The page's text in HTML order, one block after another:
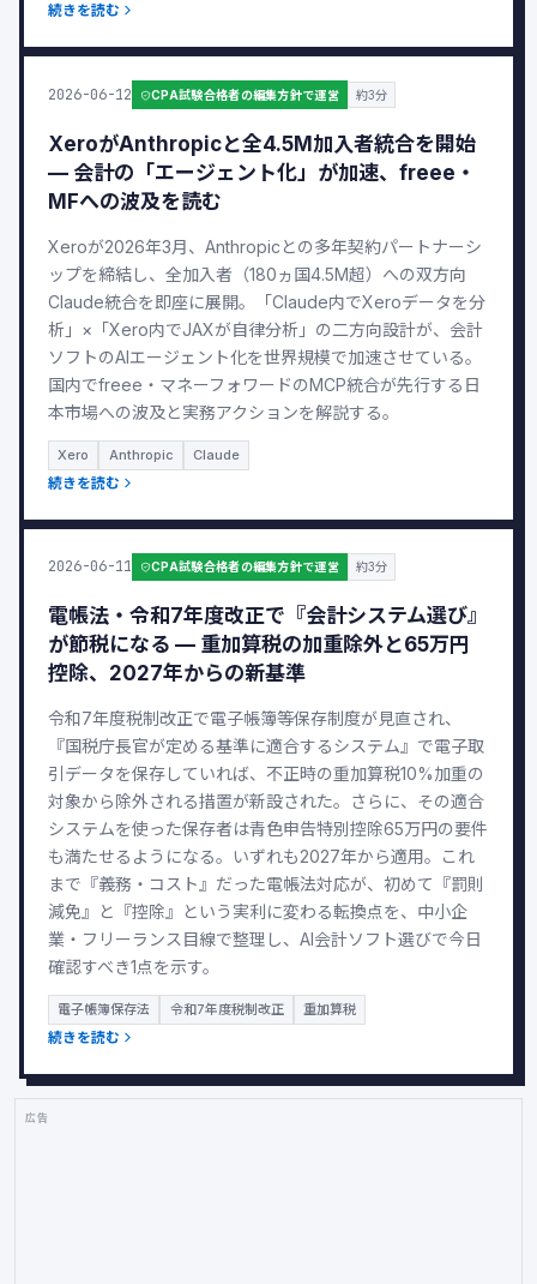
続きを読む
2026-06-12 CPA試験合格者の編集方針で運営 約3分
XeroがAnthropicと全4.5M加入者統合を開始
— 会計の「エージェント化」が加速、freee・
MFへの波及を読む
Xeroが2026年3月、Anthropicとの多年契約パートナーシ
ップを締結し、全加入者（180ヵ国4.5M超）への双方向
Claude統合を即座に展開。「Claude内でXeroデータを分
析」×「Xero内でJAXが自律分析」の二方向設計が、会計
ソフトのAIエージェント化を世界規模で加速させている。
国内でfreee・マネーフォワードのMCP統合が先行する日
本市場への波及と実務アクションを解説する。
Xero Anthropic Claude
続きを読む
2026-06-11 CPA試験合格者の編集方針で運営 約3分
電帳法・令和7年度改正で『会計システム選び』
が節税になる — 重加算税の加重除外と65万円
控除、2027年からの新基準
令和7年度税制改正で電子帳簿等保存制度が見直され、
『国税庁長官が定める基準に適合するシステム』で電子取
引データを保存していれば、不正時の重加算税10%加重の
対象から除外される措置が新設された。さらに、その適合
システムを使った保存者は青色申告特別控除65万円の要件
も満たせるようになる。いずれも2027年から適用。これ
まで『義務・コスト』だった電帳法対応が、初めて『罰則
減免』と『控除』という実利に変わる転換点を、中小企
業・フリーランス目線で整理し、AI会計ソフト選びで今日
確認すべき1点を示す。
電子帳簿保存法 令和7年度税制改正 重加算税
続きを読む
広告